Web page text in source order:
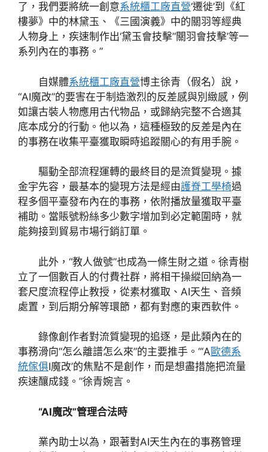
了，我們要將統一創意系統櫃工廠直營‘遷徙’到《紅
樓夢》中的林黛玉、《三國演義》中的關羽等經典
人物身上，疾速制作出‘黛玉會技擊’‘關羽會技擊’等一
系列內在的事務。”
自媒體系統櫃工廠直營博主徐青（假名）說，
“AI魔改”的要害在于制造激烈的反差感與別緻感，例
如讓古裝人物應用古代物品，或歸納完整不合適其
底本成分的行動。他以為，這種極致的反差是內在
的事務在收集平臺獲取瞬時追蹤關心的有用手腕。
驅動全部流程運轉的最終目的是流質變現。據
金宇先容，最基本的變現方法是經由護脊工學椅過
程多個平臺發布內在的事務，依附播放量獲取平臺
補助。當賬號粉絲多少數字增加到必定範圍時，就
能夠接到貿易市場行銷訂單。
此外，“教人做號”也成為一條生財之道。徐青樹
立了一個數百人的付費社群，將相干操縱回納為一
套尺度流程停止教授，從素材獲取、AI天生、音頻
處置，到后期分解等環節，都有對應的東西軟件。
錄像創作者對流質變現的追逐，是此類內在的
事務滑向“怎么離譜怎么來”的主要推手。“‘A歐德系
統傢俱I魔改’的焦點不是創作，而是想盡措施把流量
疾速釀成錢。”徐青婉言。
“AI魔改”管理合法時
業內助士以為，跟著對AI天生內在的事務管理